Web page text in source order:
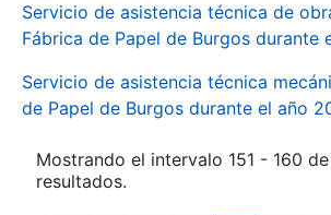
Servicio de asistencia técnica de
Fábrica de Papel de Burgos durante
Servicio de asistencia técnica
de Papel de Burgos durante el año
Mostrando el intervalo 151 - 160
resultados.